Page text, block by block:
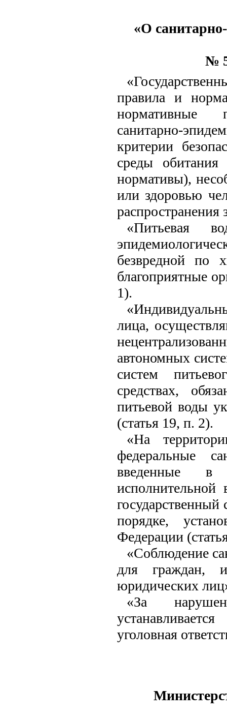
«О
№
правила и
нормативные
санитарно-
критерии
среды
нормативы),
или здоровью
распространения
«Питьевая
безвредной по
благоприятные
1).
лица,
автономных
систем
средствах,
питьевой воды
(статья 19, п. 2).
«На
федеральные
введенные в
исполнительной
государственный
порядке,
Федерации
«Соблюдение
для граждан,
юридических
«За
уголовная